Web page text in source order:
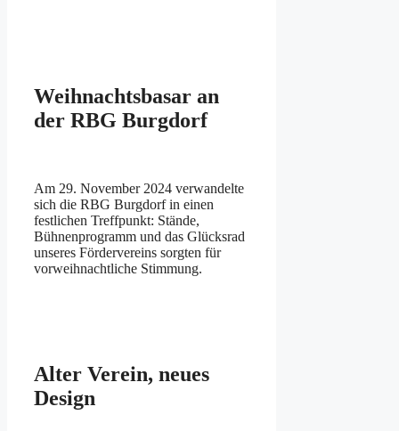
Weihnachtsbasar an
der RBG Burgdorf
Am 29. November 2024 verwandelte
sich die RBG Burgdorf in einen
festlichen Treffpunkt: Stände,
Bühnenprogramm und das Glücksrad
unseres Fördervereins sorgten für
vorweihnachtliche Stimmung.
Alter Verein, neues
Design